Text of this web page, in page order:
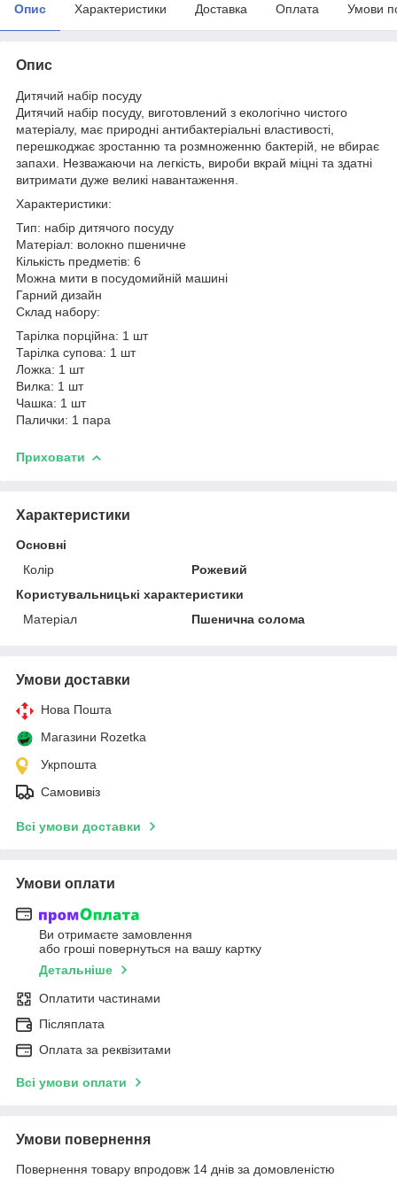
Опис Характеристики Доставка Оплата Умови
Опис
Дитячий набір посуду
Дитячий набір посуду, виготовлений з екологічно чистого
матеріалу, має природні антибактеріальні властивості,
перешкоджає зростанню та розмноженню бактерій, не вбирає
запахи. Незважаючи на легкість, вироби вкрай міцні та здатні
витримати дуже великі навантаження.
Характеристики:
Тип: набір дитячого посуду
Матеріал: волокно пшеничне
Кількість предметів: 6
Можна мити в посудомийній машині
Гарний дизайн
Склад набору:
Тарілка порційна: 1 шт
Тарілка супова: 1 шт
Ложка: 1 шт
Вилка: 1 шт
Чашка: 1 шт
Палички: 1 пара
Приховати
Характеристики
Основні
Колір
Рожевий
Користувальницькі характеристики
Матеріал
Пшенична солома
Умови доставки
Нова Пошта
Магазини Rozetka
Укрпошта
Самовивіз
Всі умови доставки
Умови оплати
Ви отримаєте замовлення
або гроші повернуться на вашу картку
Детальніше
Оплатити частинами
Післяплата
Оплата за реквізитами
Всі умови оплати
Умови повернення
Повернення товару впродовж 14 днів за домовленістю